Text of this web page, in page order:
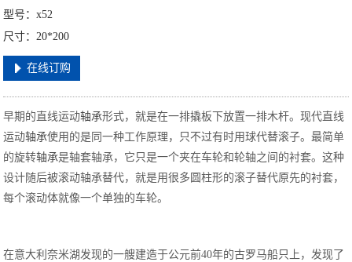
型号：x52
尺寸：20*200
在线订购
早期的直线运动轴承形式，就是在一排撬板下放置一排木杆。现代直线
运动轴承使用的是同一种工作原理，只不过有时用球代替滚子。最简单
的旋转轴承是轴套轴承，它只是一个夹在车轮和轮轴之间的衬套。这种
设计随后被滚动轴承替代，就是用很多圆柱形的滚子替代原先的衬套，
每个滚动体就像一个单独的车轮。
在意大利奈米湖发现的一艘建造于公元前40年的古罗马船只上，发现了